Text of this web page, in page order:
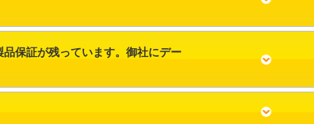
保証が残っています。御社にデー